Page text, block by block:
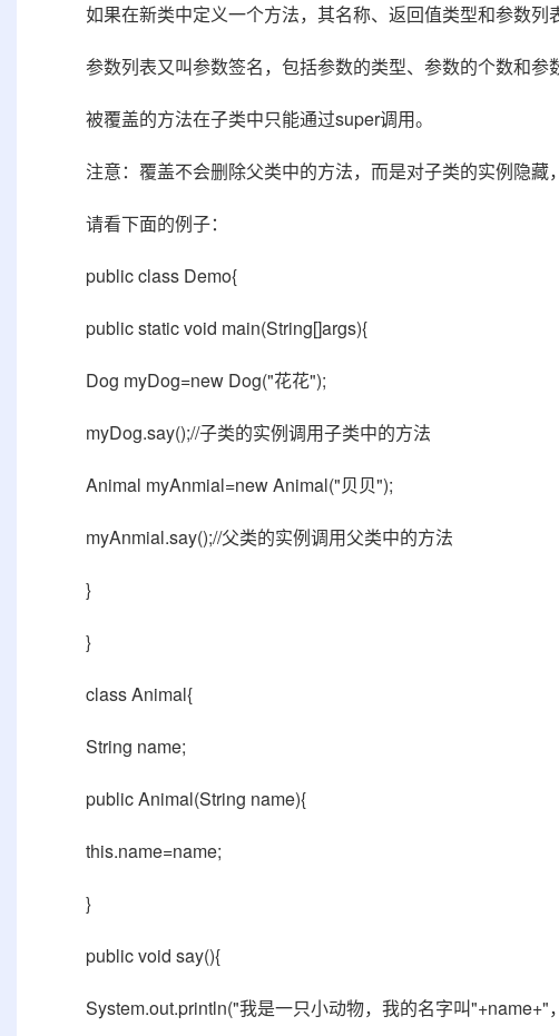
如果在新类中定义一个方法，其名称、返回值类型和参数列
参数列表又叫参数签名，包括参数的类型、参数的个数和参
被覆盖的方法在子类中只能通过super调用。
注意：覆盖不会删除父类中的方法，而是对子类的实例隐藏
请看下面的例子：
public class Demo{
public static void main(String[]args){
Dog myDog=new Dog("花花");
myDog.say();//子类的实例调用子类中的方法
Animal myAnmial=new Animal("贝贝");
myAnmial.say();//父类的实例调用父类中的方法
}
}
class Animal{
String name;
public Animal(String name){
this.name=name;
}
public void say(){
System.out.println("我是一只小动物，我的名字叫"+name+"